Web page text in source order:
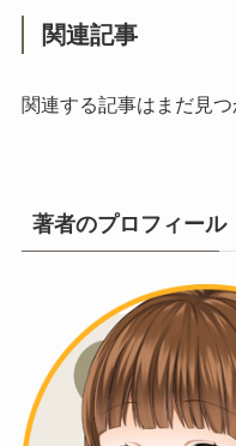
関連記事
関連する記事はまだ見つ
著者のプロフィール